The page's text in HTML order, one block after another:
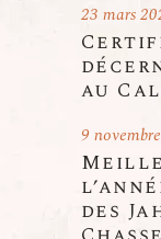
au
23 mars
des
9